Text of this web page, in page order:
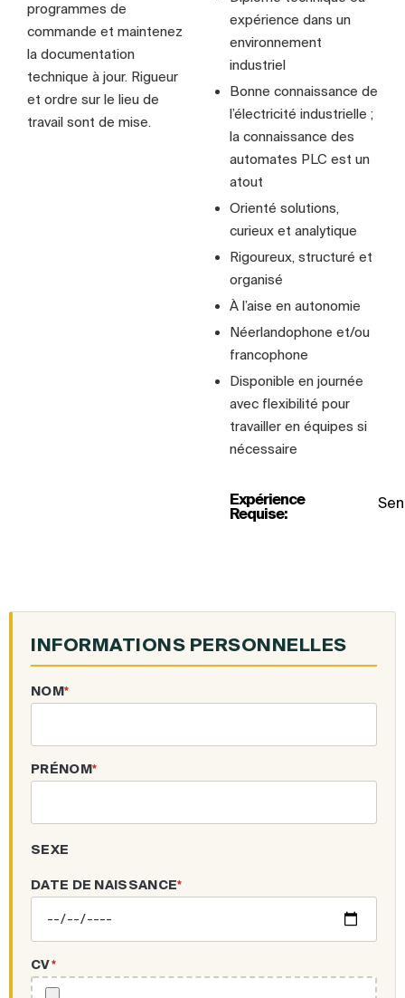
programmes de
commande et maintenez
la documentation
technique à jour. Rigueur
et ordre sur le lieu de
travail sont de mise.
expérience dans un
environnement
industriel
Bonne connaissance de
l’électricité industrielle ;
la connaissance des
automates PLC est un
atout
Orienté solutions,
curieux et analytique
Rigoureux, structuré et
organisé
À l’aise en autonomie
Néerlandophone et/ou
francophone
Disponible en journée
avec flexibilité pour
travailler en équipes si
nécessaire
Expérience
Requise:
INFORMATIONS PERSONNELLES
NOM*
PRÉNOM*
SEXE
DATE DE NAISSANCE*
CV*